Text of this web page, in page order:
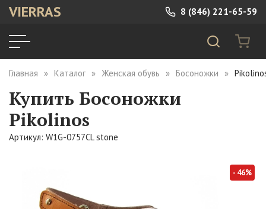
VIERRAS 8 (846) 221-65-59
Главная Каталог Женская обувь Босоножки
Купить Босоножки
Pikolinos
Артикул: W1G-0757CL stone
- 46%